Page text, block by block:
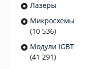
Лазеры
Микросхемы
(10 536)
Модули IGBT
(41 291)